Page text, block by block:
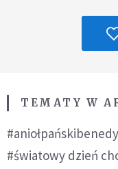
TEMATY W
#światowy dzień